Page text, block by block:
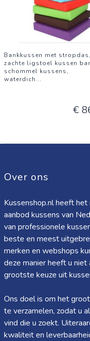
Bankkussen met stropdas,
zachte ligstoel kussen
schommel kussens,
waterdich...
€
Over ons
Kussenshop.nl heeft
aanbod kussens van
van professionele
beste en meest
merken en webshops
deze manier heeft u
grootste keuze uit
Ons doel is om het
te verzamelen, zodat u
vind die u zoekt.
kwaliteit en